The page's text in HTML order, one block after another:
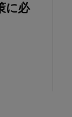
に必